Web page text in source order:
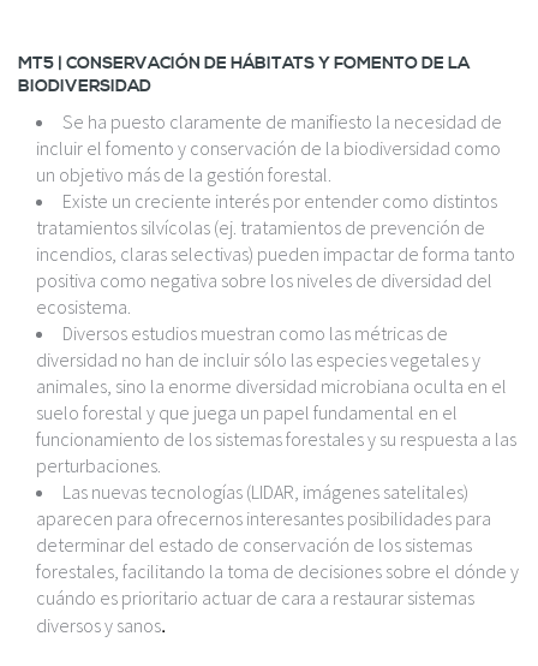
MT5 | CONSERVACIÓN DE HÁBITATS Y FOMENTO DE LA
BIODIVERSIDAD
Se ha puesto claramente de manifiesto la necesidad de
incluir el fomento y conservación de la biodiversidad como
un objetivo más de la gestión forestal.
Existe un creciente interés por entender como distintos
tratamientos silvícolas (ej. tratamientos de prevención de
incendios, claras selectivas) pueden impactar de forma tanto
positiva como negativa sobre los niveles de diversidad del
ecosistema.
Diversos estudios muestran como las métricas de
diversidad no han de incluir sólo las especies vegetales y
animales, sino la enorme diversidad microbiana oculta en el
suelo forestal y que juega un papel fundamental en el
funcionamiento de los sistemas forestales y su respuesta a las
perturbaciones.
Las nuevas tecnologías (LIDAR, imágenes satelitales)
aparecen para ofrecernos interesantes posibilidades para
determinar del estado de conservación de los sistemas
forestales, facilitando la toma de decisiones sobre el dónde y
cuándo es prioritario actuar de cara a restaurar sistemas
diversos y sanos.